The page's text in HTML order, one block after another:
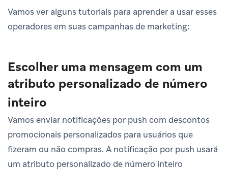
Vamos ver alguns tutoriais para aprender a usar esses
operadores em suas campanhas de marketing:
Escolher uma mensagem com um
atributo personalizado de número
inteiro
Vamos enviar notificações por push com descontos
promocionais personalizados para usuários que
fizeram ou não compras. A notificação por push usará
um atributo personalizado de número inteiro